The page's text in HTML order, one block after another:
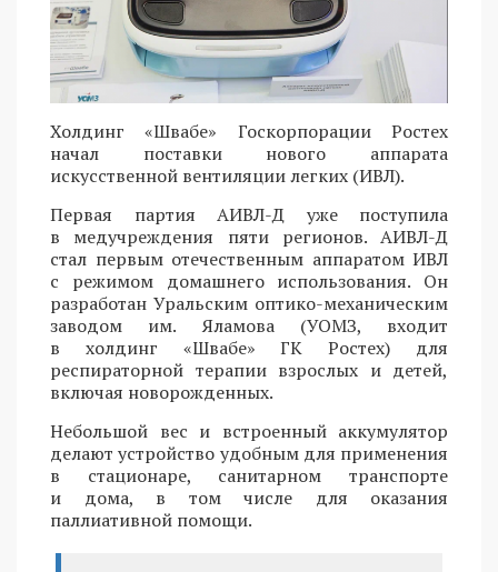
Холдинг «Швабе» Госкорпорации Ростех
начал поставки нового аппарата
искусственной вентиляции легких (ИВЛ).
Первая партия АИВЛ-Д уже поступила
в медучреждения пяти регионов. АИВЛ-Д
стал первым отечественным аппаратом ИВЛ
с режимом домашнего использования. Он
разработан Уральским оптико-механическим
заводом им. Яламова (УОМЗ, входит
в холдинг «Швабе» ГК Ростех) для
респираторной терапии взрослых и детей,
включая новорожденных.
Небольшой вес и встроенный аккумулятор
делают устройство удобным для применения
в стационаре, санитарном транспорте
и дома, в том числе для оказания
паллиативной помощи.